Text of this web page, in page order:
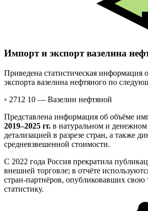
Импорт и экспорт вазелина
Приведена статистическая информация
экспорта вазелина нефтяного по
◦ 2712 10 — Вазелин нефтяной
Представлена информация об объёме
2019–2025 гг. в натуральном и
детализацией в разрезе стран, а также
средневзвешенной стоимости.
С 2022 года Россия прекратила
внешней торговле; в отчёте
стран-партнёров, опубликовавших
статистику.